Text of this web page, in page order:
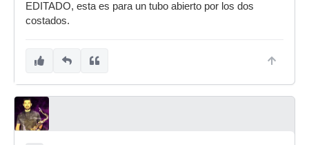
EDITADO, esta es para un tubo abierto por los dos
costados.